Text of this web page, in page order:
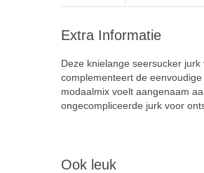
Extra Informatie
Deze knielange seersucker
complementeert de
modaalmix voelt aangenaam
ongecompliceerde jurk voor
Ook leuk